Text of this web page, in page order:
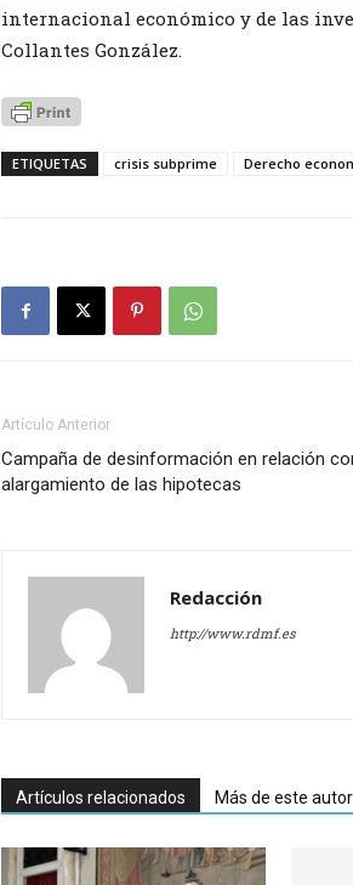
internacional económico y de las
Collantes González.
ETIQUETAS crisis subprime Derecho
Artículo Anterior
Campaña de desinformación en relación
alargamiento de las hipotecas
Redacción
http://www.rdmf.es
Artículos relacionados Más de este autor